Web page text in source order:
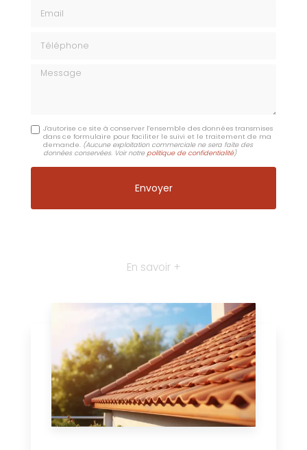
Message
J'autorise ce site à conserver l'ensemble des données transmises
dans ce formulaire pour faciliter le suivi et le traitement de ma
demande. (Aucune exploitation commerciale ne sera faite des
données conservées. Voir notrepolitique de confidentialité)
En savoir +